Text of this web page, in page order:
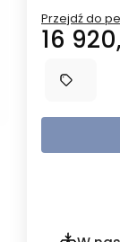
Przejdź do
Cena
16